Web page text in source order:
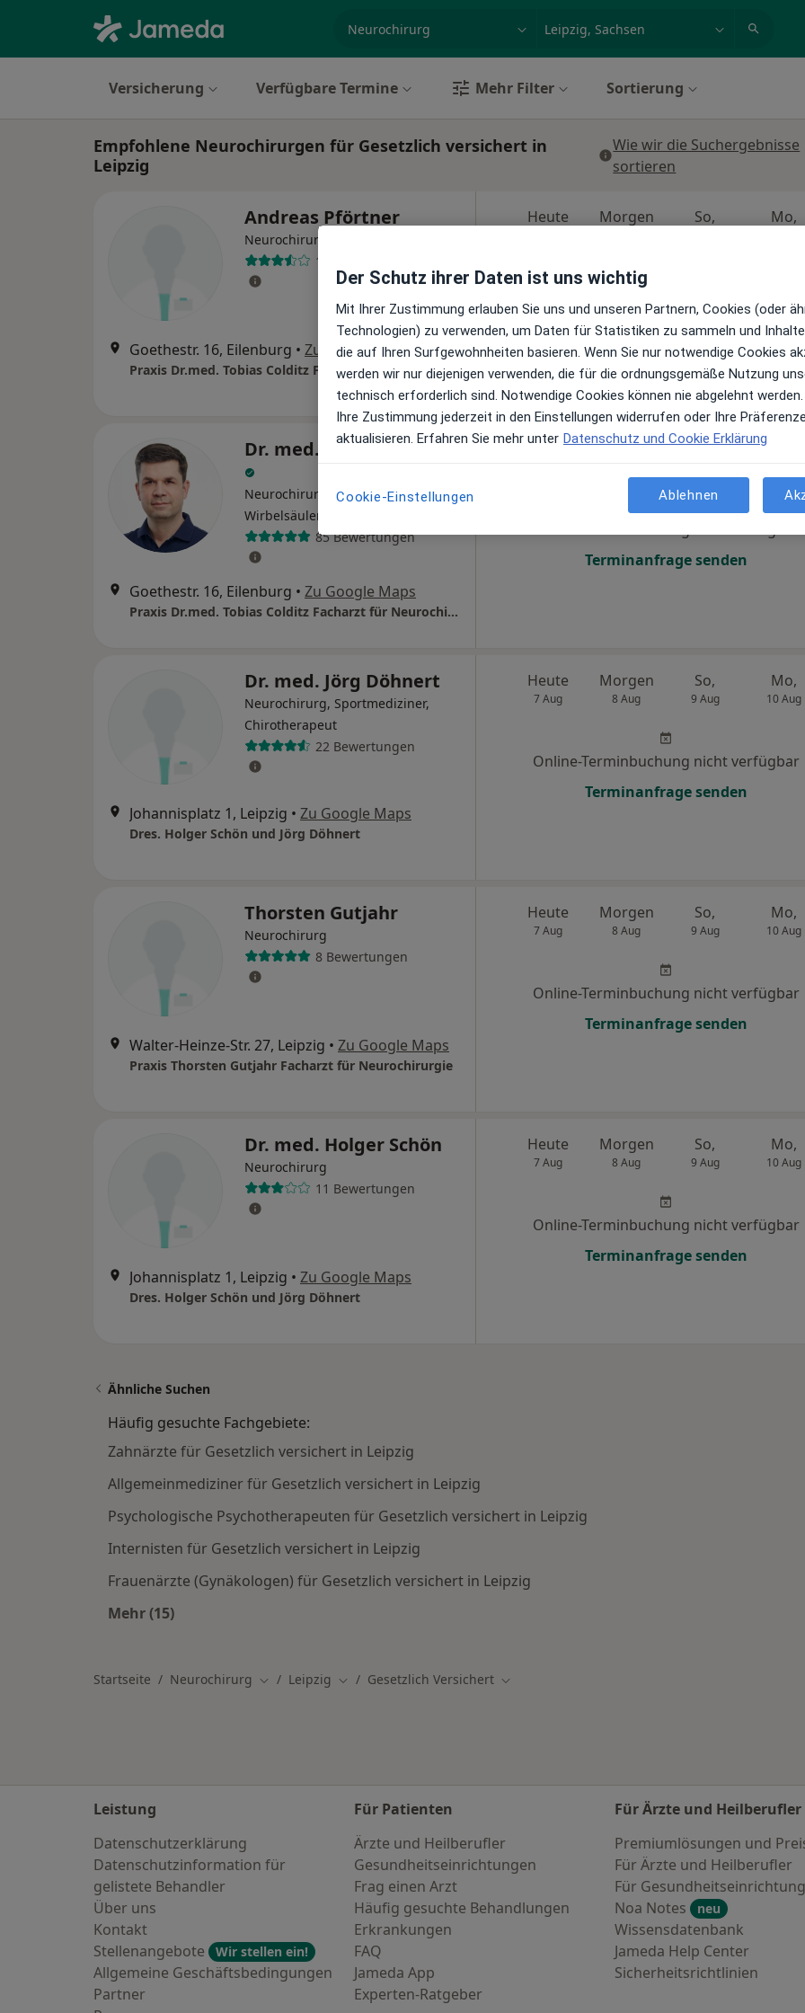
Versicherung Verfügbare Termine Mehr Filter Sortierung
Empfohlene Neurochirurgen für Gesetzlich versichert in
Leipzig
Wie wir die Suchergebnisse
sortieren
Andreas Pförtner
Neurochirurg, Wirbelsäulenchirurg
18 Bewertungen
Goethestr. 16, Eilenburg • Zu Google Maps
Praxis Dr.med. Tobias Colditz Facharzt für Neurochirurgie
Heute Morgen So, Mo,
Terminanfrage senden
Dr. med. Tobias Colditz
Neurochirurg, Chirotherapeut,
Wirbelsäulenchirurg
85 Bewertungen
Goethestr. 16, Eilenburg • Zu Google Maps
Praxis Dr.med. Tobias Colditz Facharzt für Neurochirurgie
Heute Morgen So,
Terminanfrage senden
Dr. med. Jörg Döhnert
Neurochirurg, Sportmediziner,
Chirotherapeut
22 Bewertungen
Johannisplatz 1, Leipzig • Zu Google Maps
Dres. Holger Schön und Jörg Döhnert
Heute
7 Aug
Morgen
8 Aug
So,
9 Aug
Mo,
10 Aug
Online-Terminbuchung nicht verfügbar
Terminanfrage senden
Thorsten Gutjahr
Neurochirurg
8 Bewertungen
Walter-Heinze-Str. 27, Leipzig • Zu Google Maps
Praxis Thorsten Gutjahr Facharzt für Neurochirurgie
Heute
7 Aug
Morgen
8 Aug
So,
9 Aug
Mo,
10 Aug
Online-Terminbuchung nicht verfügbar
Terminanfrage senden
Dr. med. Holger Schön
Neurochirurg
11 Bewertungen
Johannisplatz 1, Leipzig • Zu Google Maps
Dres. Holger Schön und Jörg Döhnert
Heute
7 Aug
Morgen
8 Aug
So,
9 Aug
Mo,
10 Aug
Online-Terminbuchung nicht verfügbar
Terminanfrage senden
Ähnliche Suchen
Häufig gesuchte Fachgebiete:
Zahnärzte für Gesetzlich versichert in Leipzig
Allgemeinmediziner für Gesetzlich versichert in Leipzig
Psychologische Psychotherapeuten für Gesetzlich versichert in Leipzig
Internisten für Gesetzlich versichert in Leipzig
Frauenärzte (Gynäkologen) für Gesetzlich versichert in Leipzig
Mehr (15)
Startseite Neurochirurg Stadt ändern
Leipzig Stadt ändern
Gesetzlich Versichert Stadt ändern
Leistung
Datenschutzerklärung
Datenschutzinformation für
gelistete Behandler
Über uns
Kontakt
Stellenangebote
Wir stellen ein!
Allgemeine Geschäftsbedingungen
Partner
Für Patienten
Ärzte und Heilberufler
Gesundheitseinrichtungen
Frag einen Arzt
Häufig gesuchte Behandlungen
Erkrankungen
FAQ
Jameda App
Experten-Ratgeber
Für Ärzte und Heilberufler
Premiumlösungen und
Für Ärzte und Heilberufler
Für
Noa Notes
neu
Wissensdatenbank
Jameda Help Center
Sicherheitsrichtlinien
Der Schutz ihrer Daten ist uns wichtig
Mit Ihrer Zustimmung erlauben Sie uns und unseren Partnern, Cookies (oder
Technologien) zu verwenden, um Daten für Statistiken zu sammeln und
die auf Ihren Surfgewohnheiten basieren. Wenn Sie nur notwendige Cookies
werden wir nur diejenigen verwenden, die für die ordnungsgemäße Nutzung
technisch erforderlich sind. Notwendige Cookies können nie abgelehnt werden.
Ihre Zustimmung jederzeit in den Einstellungen widerrufen oder Ihre
aktualisieren. Erfahren Sie mehr unter Datenschutz und Cookie Erklärung
Cookie-Einstellungen Ablehnen